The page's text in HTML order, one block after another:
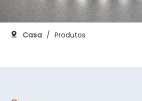
Blog
Contato
Casa / Produtos